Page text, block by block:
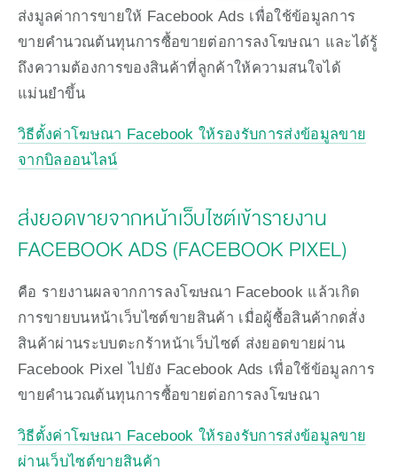
ส่งมูลค่าการขายให้ Facebook Ads เพื่อใช้ข้อมูลการ
ขายคำนวณต้นทุนการซื้อขายต่อการลงโฆษณา และได้รู้
ถึงความต้องการของสินค้าที่ลูกค้าให้ความสนใจได้
แม่นยำขึ้น
วิธีตั้งค่าโฆษณา Facebook ให้รองรับการส่งข้อมูลขาย
จากบิลออนไลน์
ส่งยอดขายจากหน้าเว็บไซต์เข้ารายงาน
FACEBOOK ADS (FACEBOOK PIXEL)
คือ รายงานผลจากการลงโฆษณา Facebook แล้วเกิด
การขายบนหน้าเว็บไซต์ขายสินค้า เมื่อผู้ซื้อสินค้ากดสั่ง
สินค้าผ่านระบบตะกร้าหน้าเว็บไซต์ ส่งยอดขายผ่าน
Facebook Pixel ไปยัง Facebook Ads เพื่อใช้ข้อมูลการ
ขายคำนวณต้นทุนการซื้อขายต่อการลงโฆษณา
วิธีตั้งค่าโฆษณา Facebook ให้รองรับการส่งข้อมูลขาย
ผ่านเว็บไซต์ขายสินค้า